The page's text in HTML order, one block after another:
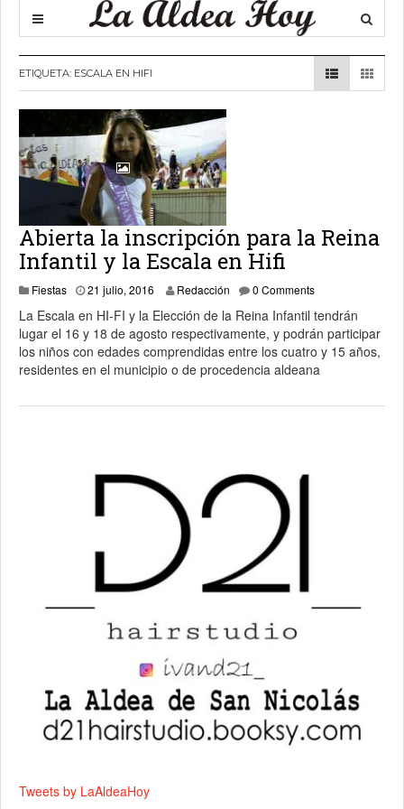
ETIQUETA: ESCALA EN HIFI
Abierta la inscripción para la Reina
Infantil y la Escala en Hifi
Fiestas 21 julio, 2016 23 julio, 2016
Redacción 0 Comments
La Escala en HI-FI y la Elección de la Reina Infantil tendrán
lugar el 16 y 18 de agosto respectivamente, y podrán participar
los niños con edades comprendidas entre los cuatro y 15 años,
residentes en el municipio o de procedencia aldeana
Tweets by LaAldeaHoy